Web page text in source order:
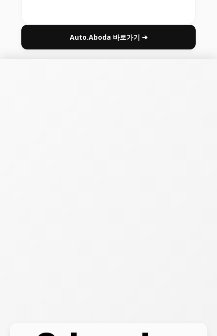
Auto.Aboda 바로가기 ➔